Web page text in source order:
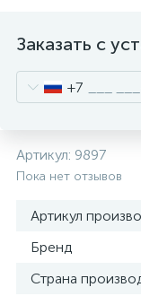
Заказать с
+7
Артикул: 9897
Пока нет отзывов
Артикул
Бренд
Страна